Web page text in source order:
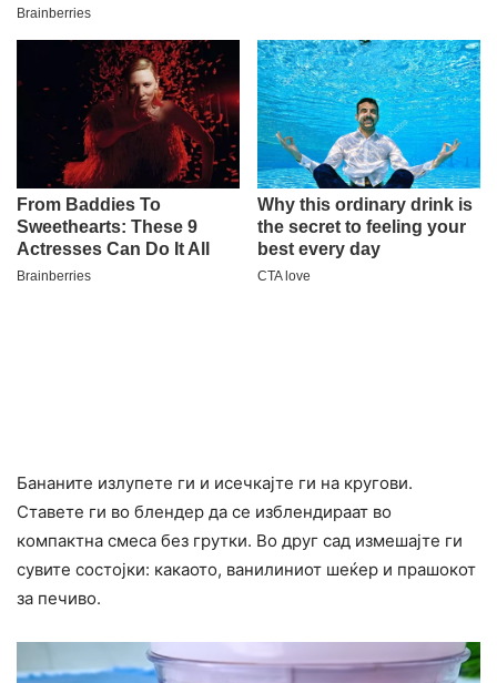
Бананите излупете ги и исечкајте ги на кругови.
Ставете ги во блендер да се изблендираат во
компактна смеса без грутки. Во друг сад измешајте ги
сувите состојки: какаото, ванилиниот шеќер и прашокот
за печиво.